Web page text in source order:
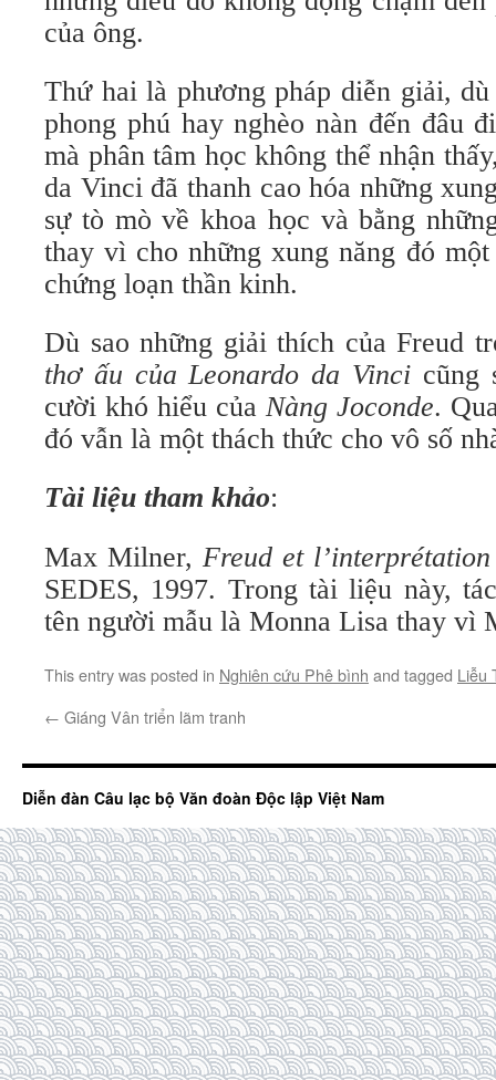
của ông.
Thứ hai là phương pháp diễn giải,
phong phú hay nghèo nàn đến đâu
mà phân tâm học không thể nhận
da Vinci đã thanh cao hóa những
sự tò mò về khoa học và bằng
thay vì cho những xung năng đó
chứng loạn thần kinh.
Dù sao những giải thích của Freud
thơ ấu của Leonardo da Vinci cũng
cười khó hiểu của Nàng Joconde.
đó vẫn là một thách thức cho vô số
Tài liệu tham khảo:
Max Milner, Freud et
SEDES, 1997. Trong tài liệu này,
tên người mẫu là Monna Lisa thay vì
This entry was posted in Nghiên cứu Phê bình and tagged Liễu
← Giáng Vân triển lãm tranh
Diễn đàn Câu lạc bộ Văn đoàn Độc lập Việt Nam